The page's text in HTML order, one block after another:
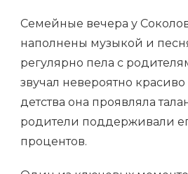
Семейные вечера у
наполнены музыкой и
регулярно пела с
звучал невероятно
детства она проявляла
родители поддерживали
процентов.